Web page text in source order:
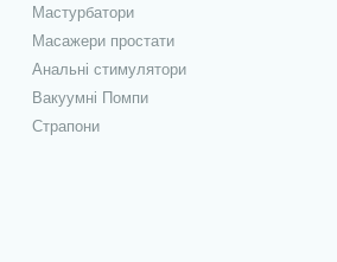
Мастурбатори
Масажери простати
Анальні стимулятори
Вакуумні Помпи
Страпони